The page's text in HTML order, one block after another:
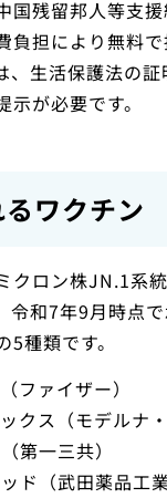
国残留邦人等支
負担により無料
、生活保護法の
が必要です。
ワクチン
クロン株JN.1系統
令和7年9月時点
種類です。
ファイザー）
クス（モデルナ・
第一三共）
ド（武田薬品工業